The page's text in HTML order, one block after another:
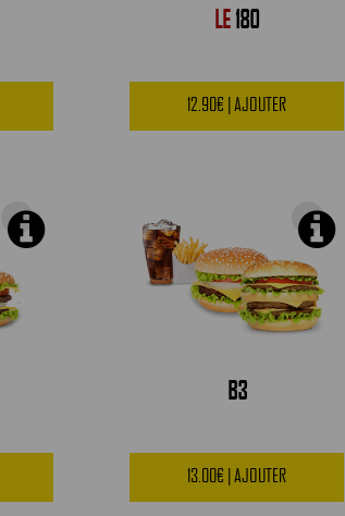
LE180
12.90€ | AJOUTER
B3
13.00€ | AJOUTER